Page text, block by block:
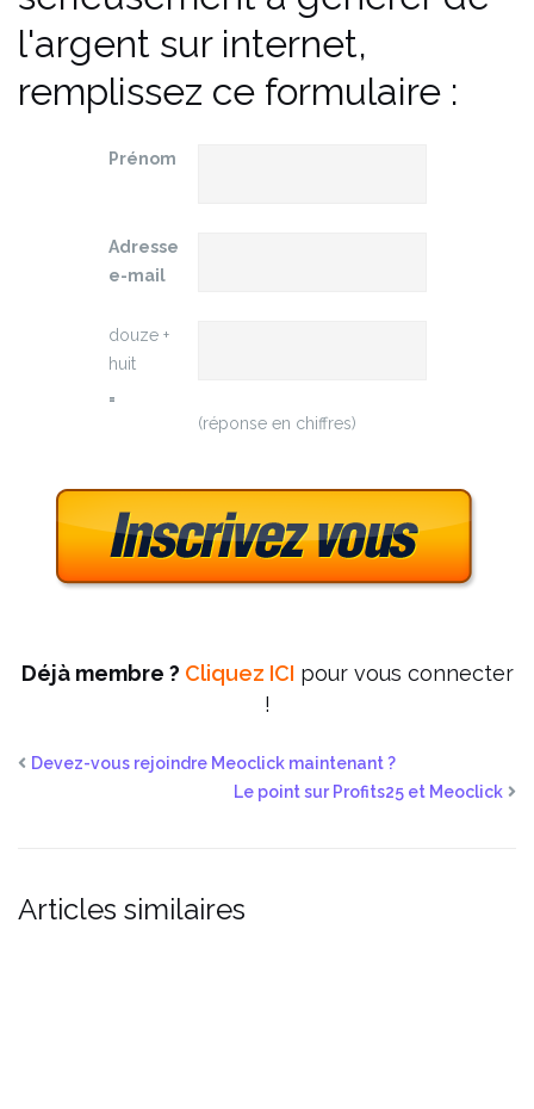
l'argent sur internet,
remplissez ce formulaire :
Prénom
Adresse
e-mail
douze +
huit
=
(réponse en chiffres)
Déjà membre ? Cliquez ICI pour vous connecter
!
Devez-vous rejoindre Meoclick maintenant ?
Le point sur Profits25 et Meoclick
Articles similaires